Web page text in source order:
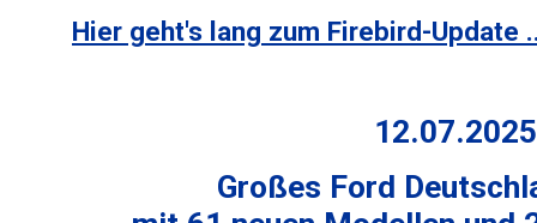
Hier geht's lang zum Firebird-Update
12.07.2025
Großes Ford